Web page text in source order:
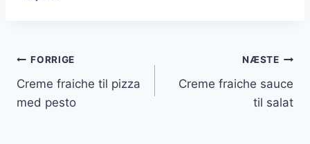
Indlægsnavigation
FORRIGE
Creme fraiche til pizza
med pesto
NÆSTE
Creme fraiche sauce
til salat